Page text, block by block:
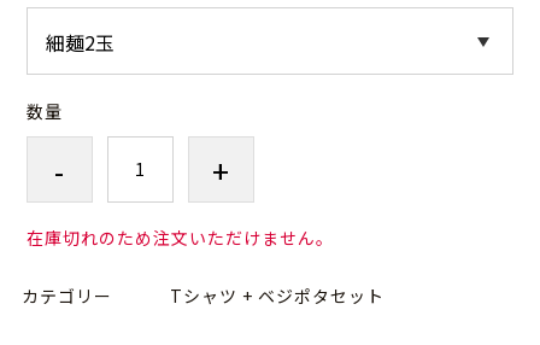
数量
- +
在庫切れのため注文いただけません。
カテゴリー Tシャツ + ベジポタセット